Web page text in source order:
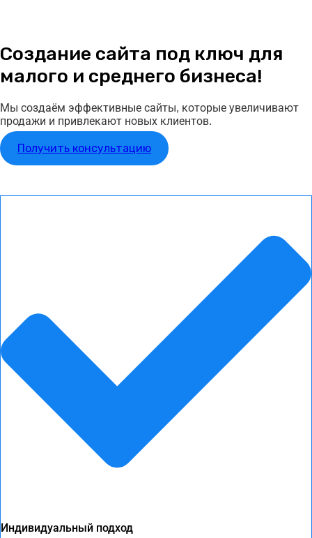
Создание сайта под ключ для
малого и среднего бизнеса!
Мы создаём эффективные сайты, которые увеличивают
продажи и привлекают новых клиентов.
Получить консультацию
Индивидуальный подход